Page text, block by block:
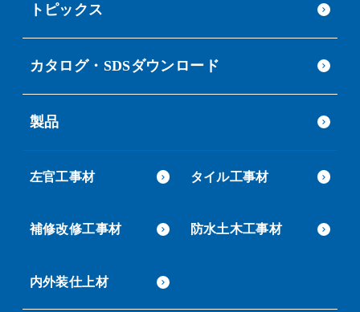
トピックス
カタログ・SDSダウンロード
製品
左官工事材 タイル工事材
補修改修工事材 防水土木工事材
内外装仕上材